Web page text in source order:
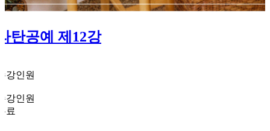
탄공예 제12강
강인원
강인원
료